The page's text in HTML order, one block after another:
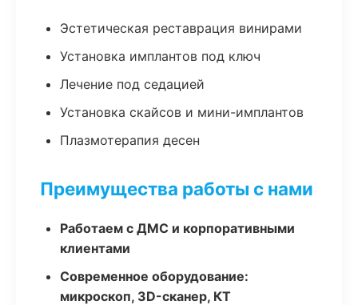
Эстетическая реставрация винирами
Установка имплантов под ключ
Лечение под седацией
Установка скайсов и мини-имплантов
Плазмотерапия десен
Преимущества работы с нами
Работаем с ДМС и корпоративными
клиентами
Современное оборудование:
микроскоп, 3D-сканер, КТ